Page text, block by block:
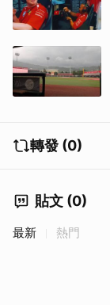
轉發 (0)
貼文 (0)
最新 熱門